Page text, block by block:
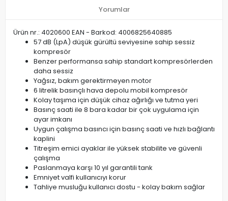
Yorumlar
Ürün nr.: 4020600 EAN - Barkod: 4006825640885
57 dB (LpA) düşük gürültü seviyesine sahip sessiz
kompresör
Benzer performansa sahip standart kompresörlerden
daha sessiz
Yağsız, bakım gerektirmeyen motor
6 litrelik basınçlı hava depolu mobil kompresör
Kolay taşıma için düşük cihaz ağırlığı ve tutma yeri
Basınç saati ile 8 bara kadar bir çok uygulama için
ayar imkanı
Uygun çalışma basıncı için basınç saati ve hızlı bağlantı
kaplini
Titreşim emici ayaklar ile yüksek stabilite ve güvenli
çalışma
Paslanmaya karşı 10 yıl garantili tank
Emniyet valfi kullanıcıyı korur
Tahliye musluğu kullanıcı dostu - kolay bakım sağlar